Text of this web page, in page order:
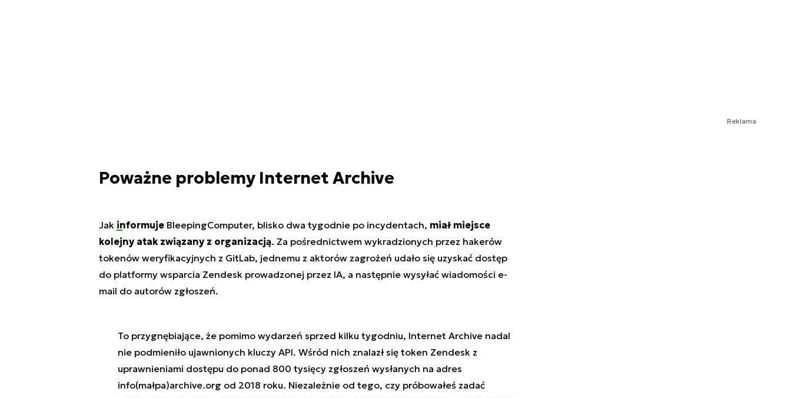
Poważne problemy Internet Archive
Jak informujeBleepingComputer, blisko dwa tygodnie po incydentach, miał miejsce
kolejny atak związany z organizacją. Za pośrednictwem wykradzionych przez hakerów
tokenów weryfikacyjnych z GitLab, jednemu z aktorów zagrożeń udało się uzyskać dostęp
do platformy wsparcia Zendesk prowadzonej przez IA, a następnie wysyłać wiadomości e-
mail do autorów zgłoszeń.
To przygnębiające, że pomimo wydarzeń sprzed kilku tygodniu, Internet Archive nadal
nie podmieniło ujawnionych kluczy API. Wśród nich znalazł się token Zendesk z
uprawnieniami dostępu do ponad 800 tysięcy zgłoszeń wysłanych na adres
info(małpa)archive.org od 2018 roku. Niezależnie od tego, czy próbowałeś zadać
Reklama